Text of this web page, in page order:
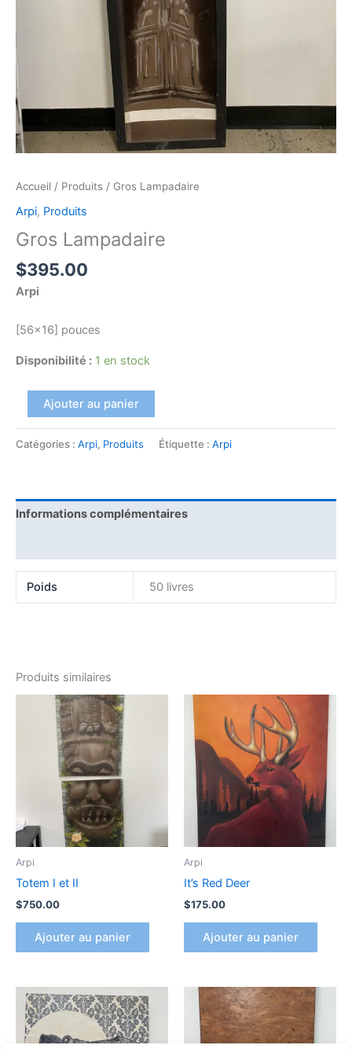
Accueil / Produits / Gros Lampadaire
Arpi, Produits
Gros Lampadaire
$395.00
Arpi
[56×16] pouces
Disponibilité : 1 en stock
Ajouter au panier
Catégories : Arpi, Produits Étiquette : Arpi
Informations complémentaires
Poids 50 livres
Produits similaires
Arpi
Totem I et II
$750.00
Ajouter au panier
Arpi
It’s Red Deer
$175.00
Ajouter au panier